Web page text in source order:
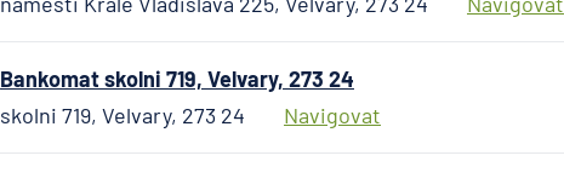
Bankomat skolni 719, Velvary, 273 24
skolni 719, Velvary, 273 24
Navigovat